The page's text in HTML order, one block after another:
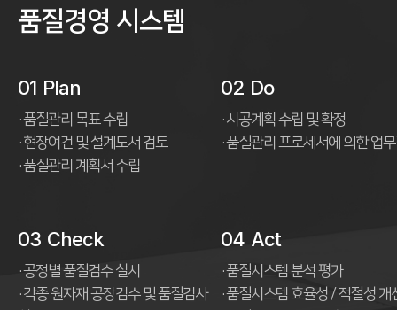
품질경영 시스템
01 Plan
품질관리 목표 수립
현장여건 및 설계도서 검토
품질관리 계획서 수립
02 Do
시공계획 수립 및 확정
품질관리 프로세서에 의한 업
03 Check
공정별 품질검수 실시
각종 원자재 공장검수 및 품질검사
04 Act
품질시스템 분석 평가
품질시스템 효율성 / 적절성 개